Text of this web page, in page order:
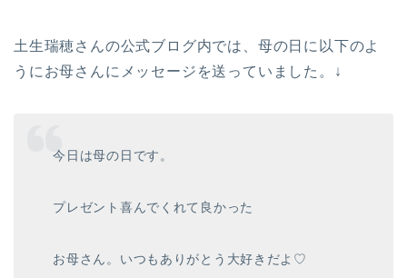
土生瑞穂さんの公式ブログ内では、母の日に以下のよ
うにお母さんにメッセージを送っていました。↓
今日は母の日です。
プレゼント喜んでくれて良かった
お母さん。いつもありがとう大好きだよ♡